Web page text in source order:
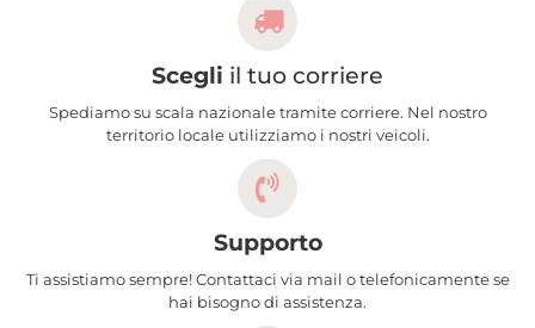
Scegli il tuo corriere
Spediamo su scala nazionale tramite corriere. Nel nostro
territorio locale utilizziamo i nostri veicoli.
Supporto
Ti assistiamo sempre! Contattaci via mail o telefonicamente se
hai bisogno di assistenza.